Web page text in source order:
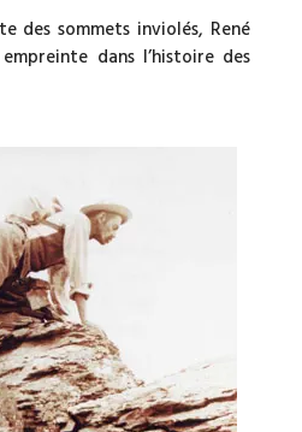
des sommets inviolés, René
dans l’histoire des